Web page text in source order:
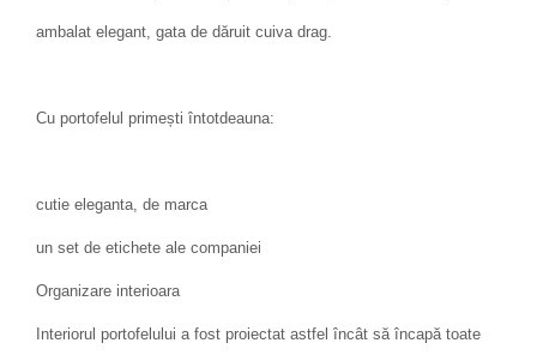
ambalat elegant, gata de dăruit cuiva drag.
Cu portofelul primești întotdeauna:
cutie eleganta, de marca
un set de etichete ale companiei
Organizare interioara
Interiorul portofelului a fost proiectat astfel încât să încapă toate